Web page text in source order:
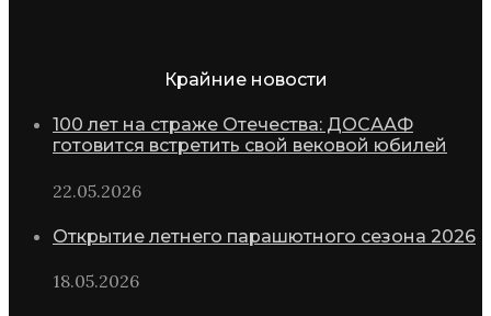
Крайние новости
100 лет на страже Отечества: ДОСААФ
готовится встретить свой вековой юбилей
22.05.2026
Открытие летнего парашютного сезона 2026
18.05.2026